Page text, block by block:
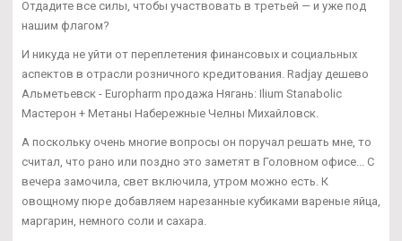
Отдадите все силы, чтобы участвовать в третьей — и уже под
нашим флагом?
И никуда не уйти от переплетения финансовых и социальных
аспектов в отрасли розничного кредитования. Radjay дешево
Альметьевск - Europharm продажа Нягань: Ilium Stanabolic
Мастерон + Метаны Набережные Челны Михайловск.
А поскольку очень многие вопросы он поручал решать мне, то
считал, что рано или поздно это заметят в Головном офисе... С
вечера замочила, свет включила, утром можно есть. К
овощному пюре добавляем нарезанные кубиками вареные яйца,
маргарин, немного соли и сахара.